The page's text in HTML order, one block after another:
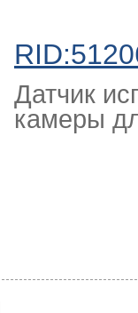
Датчик
камеры